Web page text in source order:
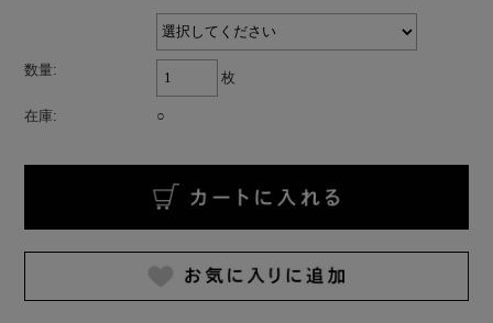
数量: 枚
在庫: ○